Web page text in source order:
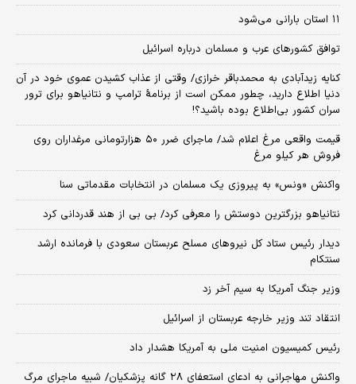
۱۱ استان بارانی می‌شود
توافق کشورهای عرب و مسلمان درباره اسرائیل
کنایه زیدآبادی به محمدباقر خرازی/ وقتی از عذاب کشیدن عموی خود در آن
دنیا اطلاع دارید، چطور ممکن است از برنامهٔ ترامپ و نتانیاهو برای ترور
سران کشور بی‌اطلاع بوده باشید؟!
قیمت واقعی مرغ اعلام شد/ ماجرای ضرر ۵۰ هزارتومانی مرغداران روی
فروش هر کیلو مرغ
واکنش «ونس» به پیروزی یک مسلمان در انتخابات مقدماتی سنا
نتانیاهو بزرگترین دوستش را معرفی کرد/ بی بی از هند قدردانی کرد
دیدار رئیس ستاد کل نیروهای مسلح عربستان سعودی با فرمانده ارشد
سنتکام
وزیر جنگ آمریکا به سیم آخر زد
انتقاد تند وزیر خارجه عربستان از اسرائیل
رئیس کمیسیون امنیت ملی به آمریکا هشدار داد
واکنش مهاجرانی به ادعای استعفای ۲۸ گانه پزشکیان/ شبیه ماجرای مرگ